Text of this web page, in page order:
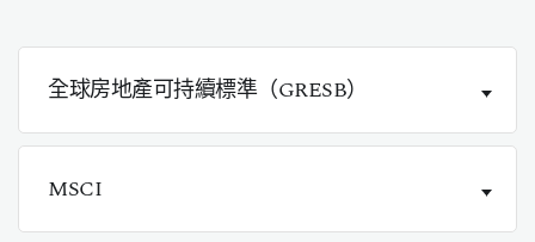
全球房地產可持續標準（GRESB）
MSCI